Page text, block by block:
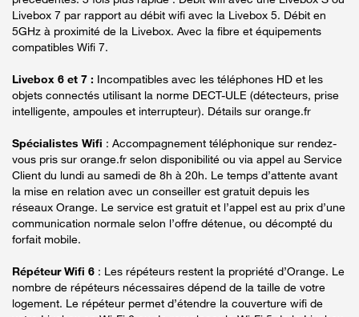
Livebox 7 par rapport au débit wifi avec la Livebox 5. Débit en
5GHz à proximité de la Livebox. Avec la fibre et équipements
compatibles Wifi 7.
Livebox 6 et 7 : Incompatibles avec les téléphones HD et les
objets connectés utilisant la norme DECT-ULE (détecteurs, prise
intelligente, ampoules et interrupteur). Détails sur orange.fr
Spécialistes Wifi : Accompagnement téléphonique sur rendez-
vous pris sur orange.fr selon disponibilité ou via appel au Service
Client du lundi au samedi de 8h à 20h. Le temps d’attente avant
la mise en relation avec un conseiller est gratuit depuis les
réseaux Orange. Le service est gratuit et l’appel est au prix d’une
communication normale selon l’offre détenue, ou décompté du
forfait mobile.
Répéteur Wifi 6 : Les répéteurs restent la propriété d’Orange. Le
nombre de répéteurs nécessaires dépend de la taille de votre
logement. Le répéteur permet d’étendre la couverture wifi de